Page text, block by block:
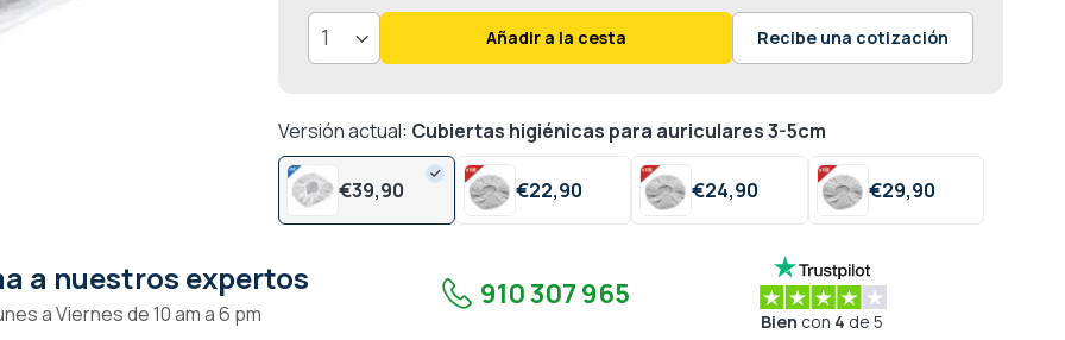
Añadir a la cesta Recibe una cotización
Versión actual: Cubiertas higiénicas para auriculares 3-5cm
€39,90 €22,90 €24,90 €29,90
a nuestros expertos
a Viernes de 10 am a 6 pm
910 307 965
Bien con 4 de 5